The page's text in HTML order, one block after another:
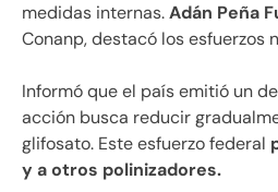
medidas internas.Adán Peña
Conanp, destacó los esfuerzos
Informó que el país emitió un
acción busca reducir
glifosato. Este esfuerzo federal
y a otros polinizadores.